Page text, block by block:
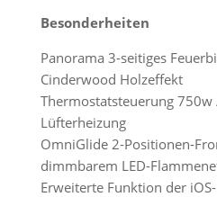
Besonderheiten
Panorama 3-seitiges
Cinderwood Holzeffekt
Thermostatsteuerung
Lüfterheizung
OmniGlide 2-Positionen-
dimmbarem LED-
Erweiterte Funktion der